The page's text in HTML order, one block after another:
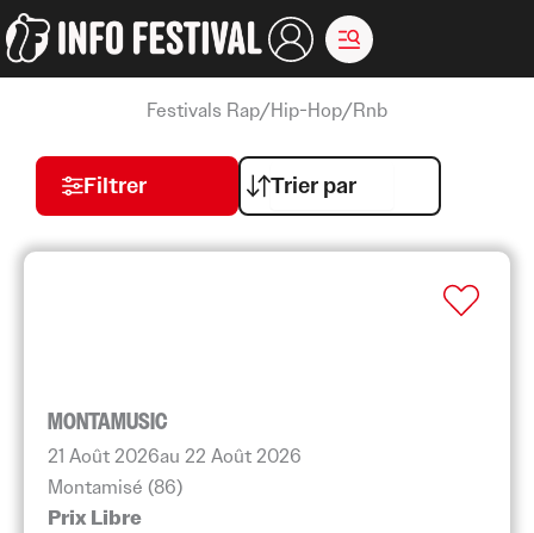
Aller
au
contenu
Festivals Rap/Hip-Hop/Rnb
Filtrer
MONTAMUSIC
21 Août 2026au 22 Août 2026
Montamisé (86)
Prix Libre